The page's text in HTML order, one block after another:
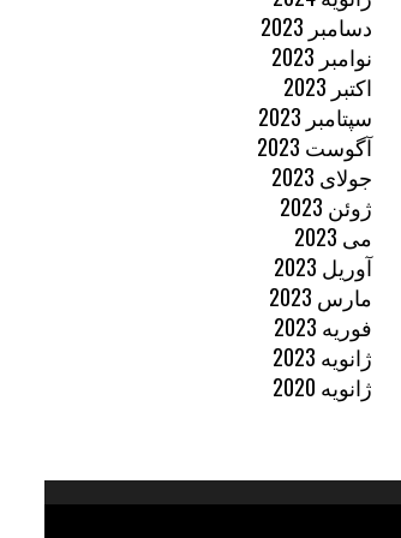
دسامبر 2023
نوامبر 2023
اکتبر 2023
سپتامبر 2023
آگوست 2023
جولای 2023
ژوئن 2023
می 2023
آوریل 2023
مارس 2023
فوریه 2023
ژانویه 2023
ژانویه 2020